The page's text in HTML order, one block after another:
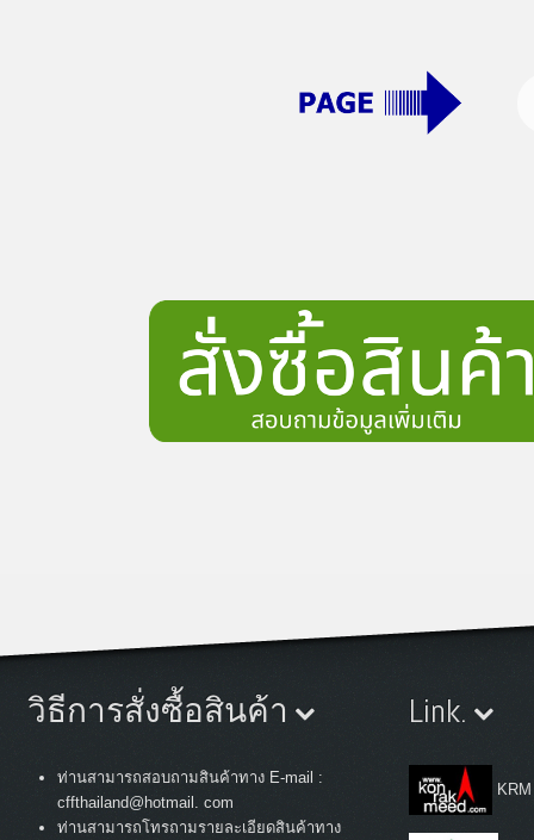
วิธีการสั่งซื้อสินค้า
ท่านสามารถสอบถามสินค้าทาง E-mail :
cffthailand@hotmail. com
ท่านสามารถโทรถามรายละเอียดสินค้าทาง
Link.
KRM